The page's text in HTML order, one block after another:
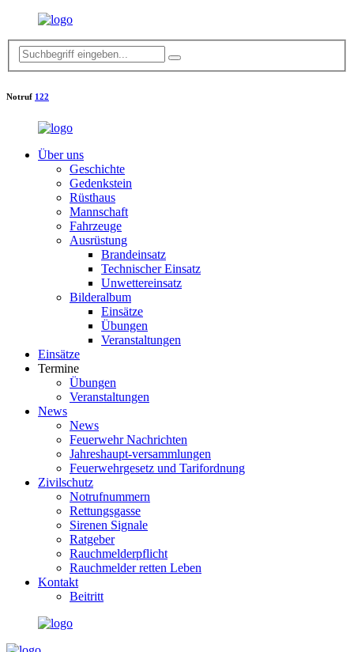
Notruf 122
Über uns
Geschichte
Gedenkstein
Rüsthaus
Mannschaft
Fahrzeuge
Ausrüstung
Brandeinsatz
Technischer Einsatz
Unwettereinsatz
Bilderalbum
Einsätze
Übungen
Veranstaltungen
Einsätze
Termine
Übungen
Veranstaltungen
News
News
Feuerwehr Nachrichten
Jahreshaupt-versammlungen
Feuerwehrgesetz und Tarifordnung
Zivilschutz
Notrufnummern
Rettungsgasse
Sirenen Signale
Ratgeber
Rauchmelderpflicht
Rauchmelder retten Leben
Kontakt
Beitritt